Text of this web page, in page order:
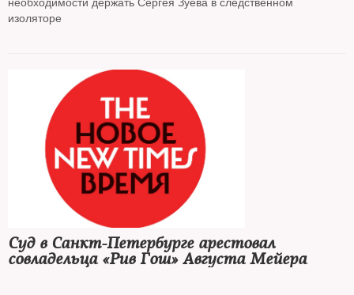
изоляторе
Суд в Санкт-Петербурге арестовал
совладельца «Рив Гош» Августа Мейера